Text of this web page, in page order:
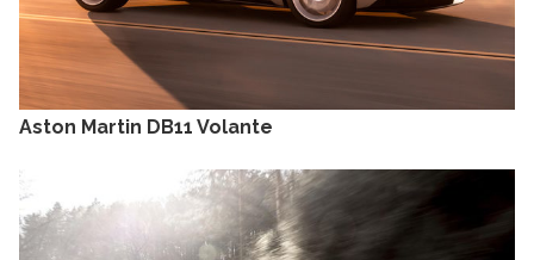
Aston Martin DB11 Volante